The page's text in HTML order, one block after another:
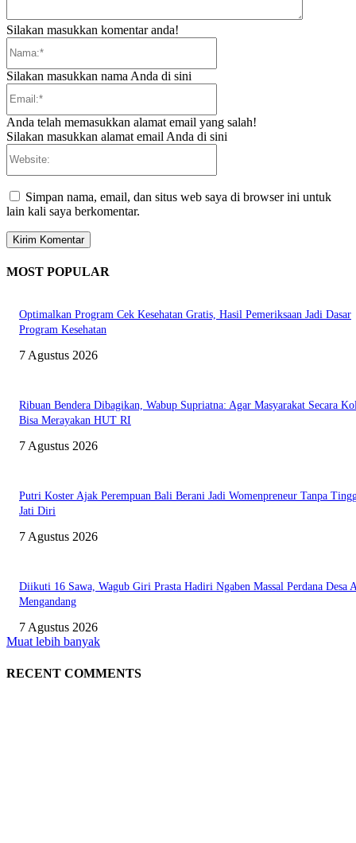
Silakan masukkan komentar anda!
Silakan masukkan nama Anda di sini
Anda telah memasukkan alamat email yang salah!
Silakan masukkan alamat email Anda di sini
Simpan nama, email, dan situs web saya di browser ini untuk
lain kali saya berkomentar.
MOST POPULAR
Optimalkan Program Cek Kesehatan Gratis, Hasil Pemeriksaan Jadi Dasar
Program Kesehatan
7 Agustus 2026
Ribuan Bendera Dibagikan, Wabup Supriatna: Agar Masyarakat Secara
Bisa Merayakan HUT RI
7 Agustus 2026
Putri Koster Ajak Perempuan Bali Berani Jadi Womenpreneur Tanpa
Jati Diri
7 Agustus 2026
Diikuti 16 Sawa, Wagub Giri Prasta Hadiri Ngaben Massal Perdana Desa
Mengandang
7 Agustus 2026
Muat lebih banyak
RECENT COMMENTS